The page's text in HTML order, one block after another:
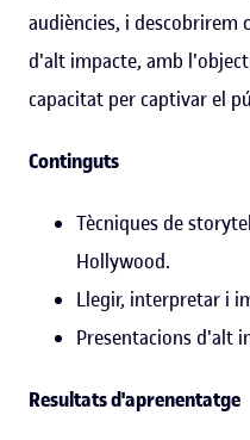
audiències, i descobrirem
d'alt impacte, amb
capacitat per captivar el
Continguts
Tècniques de
Hollywood.
Llegir, interpretar i
Presentacions d'alt
Resultats d'aprenentatge